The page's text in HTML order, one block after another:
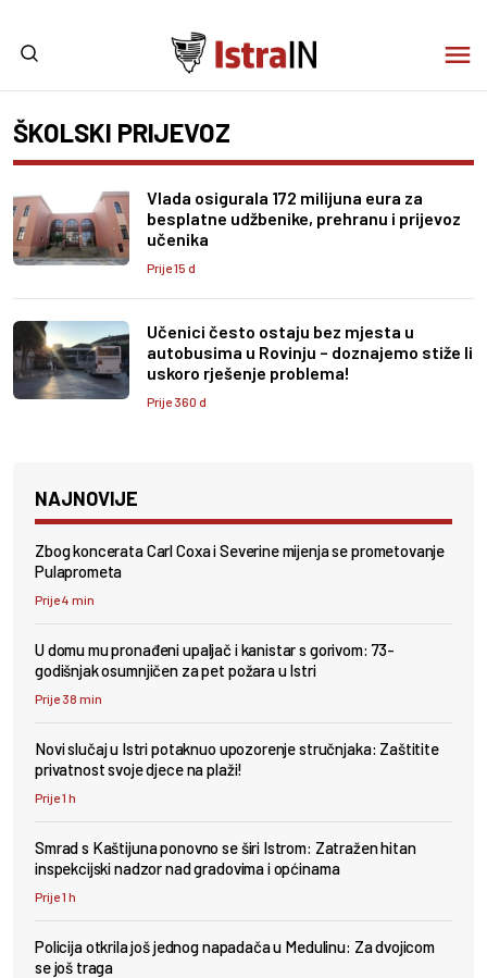
ŠKOLSKI PRIJEVOZ
Vlada osigurala 172 milijuna eura za
besplatne udžbenike, prehranu i prijevoz
učenika
Prije 15 d
Učenici često ostaju bez mjesta u
autobusima u Rovinju – doznajemo stiže li
uskoro rješenje problema!
Prije 360 d
NAJNOVIJE
Zbog koncerata Carl Coxa i Severine mijenja se prometovanje
Pulaprometa
Prije 4 min
U domu mu pronađeni upaljač i kanistar s gorivom: 73-
godišnjak osumnjičen za pet požara u Istri
Prije 38 min
Novi slučaj u Istri potaknuo upozorenje stručnjaka: Zaštitite
privatnost svoje djece na plaži!
Prije 1 h
Smrad s Kaštijuna ponovno se širi Istrom: Zatražen hitan
inspekcijski nadzor nad gradovima i općinama
Prije 1 h
Policija otkrila još jednog napadača u Medulinu: Za dvojicom
se još traga